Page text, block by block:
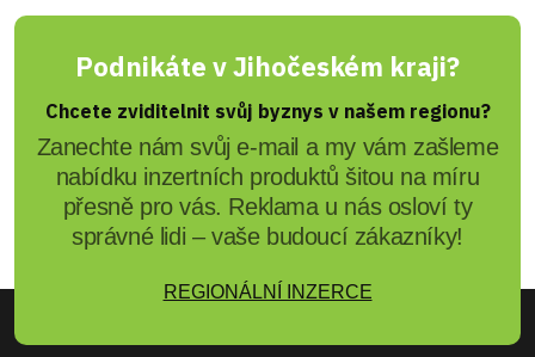
Podnikáte v Jihočeském kraji?
Chcete zviditelnit svůj byznys v našem regionu?
Zanechte nám svůj e-mail a my vám zašleme
nabídku inzertních produktů šitou na míru
přesně pro vás. Reklama u nás osloví ty
správné lidi – vaše budoucí zákazníky!
REGIONÁLNÍ INZERCE